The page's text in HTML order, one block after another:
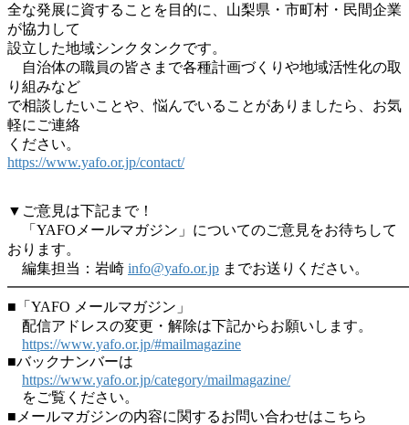
全な発展に資することを目的に、山梨県・市町村・民間企業
が協力して
設立した地域シンクタンクです。
自治体の職員の皆さまで各種計画づくりや地域活性化の取
り組みなど
で相談したいことや、悩んでいることがありましたら、お気
軽にご連絡
ください。
https://www.yafo.or.jp/contact/
▼ご意見は下記まで！
「YAFOメールマガジン」についてのご意見をお待ちして
おります。
編集担当：岩崎 info@yafo.or.jp までお送りください。
■「YAFO メールマガジン」
配信アドレスの変更・解除は下記からお願いします。
https://www.yafo.or.jp/#mailmagazine
■バックナンバーは
https://www.yafo.or.jp/category/mailmagazine/
をご覧ください。
■メールマガジンの内容に関するお問い合わせはこちら